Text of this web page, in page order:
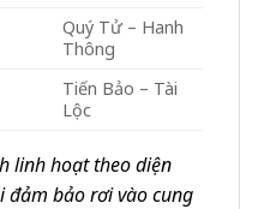
Quý Tử – Hanh
Thông
Tiến Bảo – Tài
Lộc
linh hoạt theo diện
đảm bảo rơi vào cung